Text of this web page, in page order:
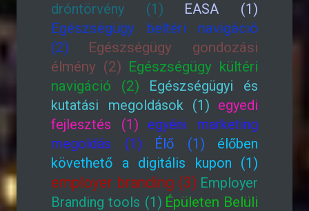
dróntörvény (1)
EASA (1)
Egészségügy beltéri navigáció
(2)
Egészségügy gondozási
élmény (2) Egészségügy kültéri
navigáció (2)
Egészségügyi és
kutatási megoldások (1) egyedi
fejlesztés (1)
egyéni marketing
megoldás (1)
Élő (1)
élőben
követhető a digitális kupon (1)
employer branding (3) Employer
Branding tools (1) Épületen Belüli